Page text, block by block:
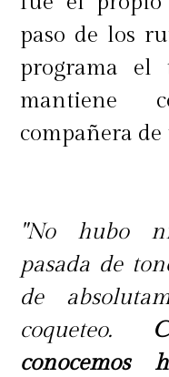
paso de los
programa el
mantiene
compañera de
"No hubo
pasada de
de
coqueteo.
conocemos